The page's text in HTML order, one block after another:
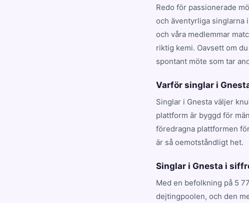
Redo för passionerade
och äventyrliga singlarna
och våra medlemmar
riktig kemi. Oavsett om
spontant möte som tar
Varför singlar i
Singlar i Gnesta väljer
plattform är byggd för
föredragna plattformen
är så oemotståndligt het.
Singlar i Gnesta i
Med en befolkning på 5
dejtingpoolen, och den